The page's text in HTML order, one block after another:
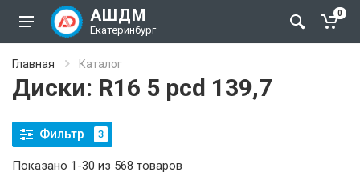
АШДМ
Екатеринбург
0
Главная Каталог
Диски: R16 5 pcd 139,7
Фильтр 3
Показано 1-30 из 568 товаров